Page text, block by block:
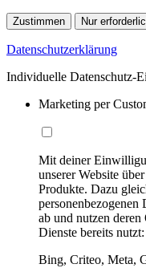
Zustimmen Nur
Datenschutzerklärung
Individuelle Datenschutz-
Marketing per
Mit deiner
unserer Website
Produkte. Dazu
personenbezogenen
ab und nutzen
Dienste bereits nutzt:
Bing, Criteo, Meta,